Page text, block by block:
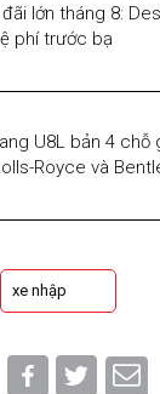
lớn tháng 8:
phí trước bạ
U8L bản 4 chỗ
Royce và
xe nhập